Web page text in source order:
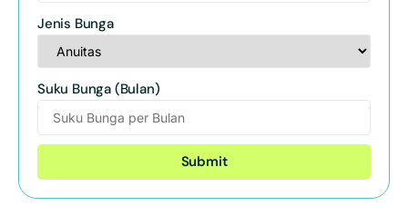
Jenis Bunga
Suku Bunga (Bulan)
Submit